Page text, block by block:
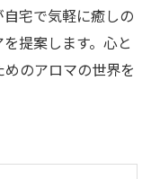
宅で気軽に癒しの
提案します。心と
のアロマの世界を